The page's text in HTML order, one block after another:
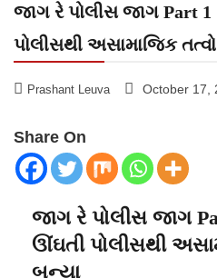
જાગ રે પોલીસ જાગ Part
પોલીસથી અસામાજિક
Prashant Leuva October 17,
Share On
જાગ રે પોલીસ જાગ
ઊંઘતી પોલીસથી
બન્યા